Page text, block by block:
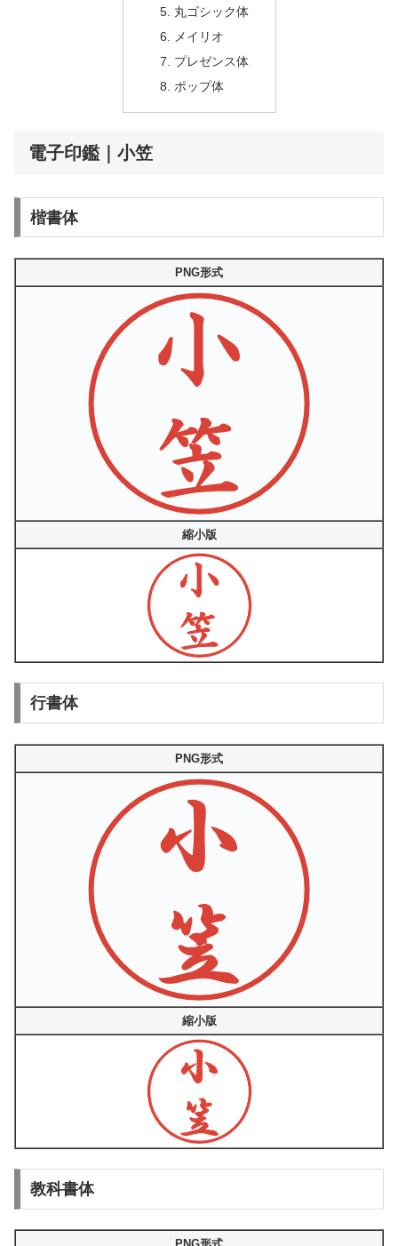
丸ゴシック体
メイリオ
プレゼンス体
ポップ体
電子印鑑｜小笠
楷書体
PNG形式
縮小版
行書体
PNG形式
縮小版
教科書体